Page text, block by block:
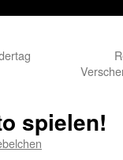
spielen!